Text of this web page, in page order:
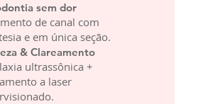
sem dor
de canal com
e em única seção.
& Clareamento
ultrassônica +
a laser